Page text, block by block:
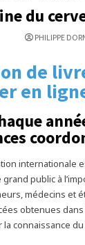
du
PHILIPPE
de
en
internationale
public à
médecins et
obtenues
connaissance